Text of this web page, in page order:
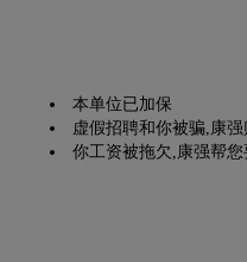
本单位已加保
虚假招聘和你被骗,康
你工资被拖欠,康强帮